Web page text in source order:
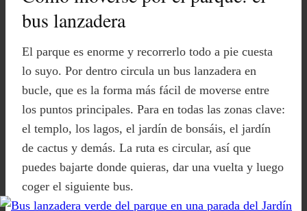
bus lanzadera
El parque es enorme y recorrerlo todo a pie cuesta
lo suyo. Por dentro circula un bus lanzadera en
bucle, que es la forma más fácil de moverse entre
los puntos principales. Para en todas las zonas clave:
el templo, los lagos, el jardín de bonsáis, el jardín
de cactus y demás. La ruta es circular, así que
puedes bajarte donde quieras, dar una vuelta y luego
coger el siguiente bus.